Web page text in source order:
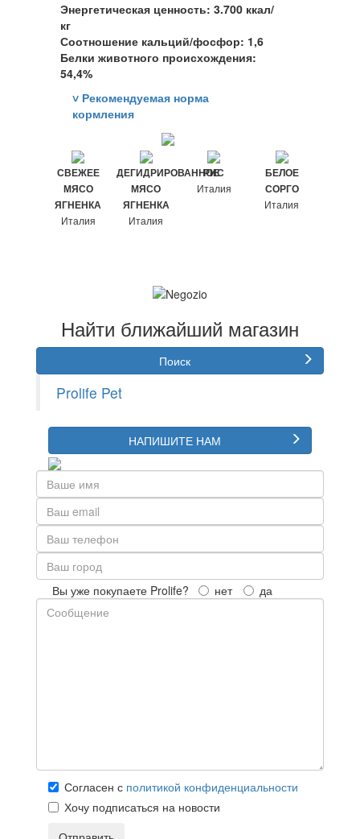
Энергетическая ценность: 3.700 ккал/
кг
Соотношение кальций/фосфор: 1,6
Белки животного происхождения:
54,4%
˅ Рекомендуемая норма
кормления
СВЕЖЕЕ
МЯСО
ЯГНЕНКА
Италия
ДЕГИДРИРОВАННОЕ
МЯСО
ЯГНЕНКА
Италия
РИС
Италия
БЕЛОЕ
СОРГО
Италия
Найти ближайший магазин
Поиск
Prolife Pet
НАПИШИТЕ НАМ
Вы уже покупаете Prolife? нет да
Согласен с политикой конфиденциальности
Хочу подписаться на новости